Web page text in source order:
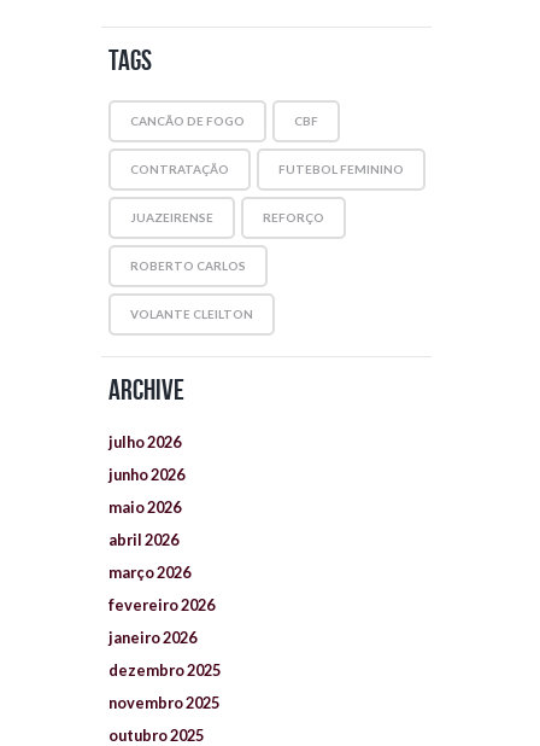
Tags
CANCÃO DE FOGO CBF
CONTRATAÇÃO FUTEBOL FEMININO
JUAZEIRENSE REFORÇO
ROBERTO CARLOS
VOLANTE CLEILTON
Archive
julho2026
junho2026
maio2026
abril2026
março2026
fevereiro2026
janeiro2026
dezembro2025
novembro2025
outubro2025